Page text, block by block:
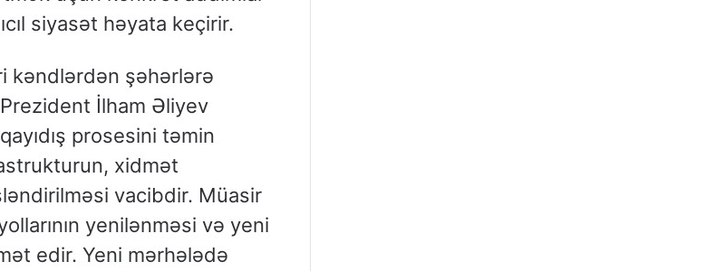
siyasət həyata keçirir.
kəndlərdən şəhərlərə
Prezident İlham Əliyev
prosesini təmin
xidmət
vacibdir. Müasir
yenilənməsi və yeni
edir. Yeni mərhələdə